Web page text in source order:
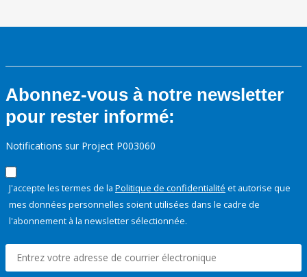
Abonnez-vous à notre newsletter
pour rester informé:
Notifications sur Project P003060
J'accepte les termes de la Politique de confidentialité et autorise que
mes données personnelles soient utilisées dans le cadre de
l'abonnement à la newsletter sélectionnée.